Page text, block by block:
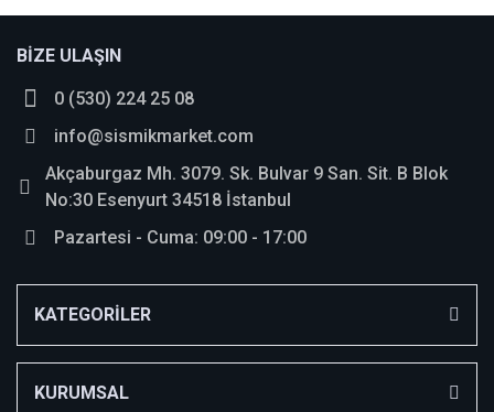
BİZE ULAŞIN
0 (530) 224 25 08
info@sismikmarket.com
Akçaburgaz Mh. 3079. Sk. Bulvar 9 San. Sit. B Blok
No:30 Esenyurt 34518 İstanbul
Pazartesi - Cuma: 09:00 - 17:00
KATEGORİLER
KURUMSAL